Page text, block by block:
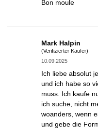
Bon moule
Mark Halpin
(Verifizierter Käufer)
10.09.2025
Ich liebe absolut
und ich habe so
muss. Ich kaufe
ich suche, nicht
woanders, wenn
und gebe die